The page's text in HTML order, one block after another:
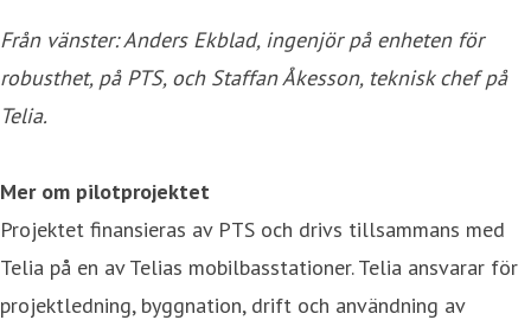
Från vänster: Anders Ekblad, ingenjör på enheten för
robusthet, på PTS, och Staffan Åkesson, teknisk chef på
Telia.
Mer om pilotprojektet
Projektet finansieras av PTS och drivs tillsammans med
Telia på en av Telias mobilbasstationer. Telia ansvarar för
projektledning, byggnation, drift och användning av